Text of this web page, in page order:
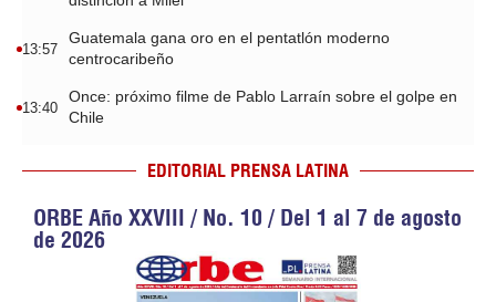
13:57
Guatemala gana oro en el pentatlón moderno
centrocaribeño
13:40
Once: próximo filme de Pablo Larraín sobre el golpe en
Chile
EDITORIAL PRENSA LATINA
ORBE Año XXVIII / No. 10 / Del 1 al 7 de agosto
de 2026